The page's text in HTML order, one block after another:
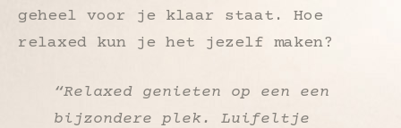
geheel voor je klaar staat. Hoe
relaxed kun je het jezelf maken?
“Relaxed genieten op een een
bijzondere plek. Luifeltje